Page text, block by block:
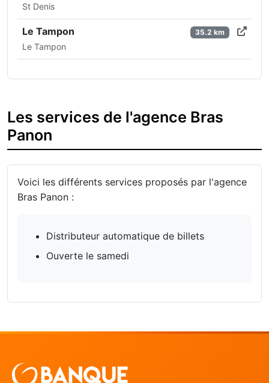
St Denis
Le Tampon
Le Tampon
35.2 km
Les services de l'agence Bras
Panon
Voici les différents services proposés par l'agence
Bras Panon :
Distributeur automatique de billets
Ouverte le samedi